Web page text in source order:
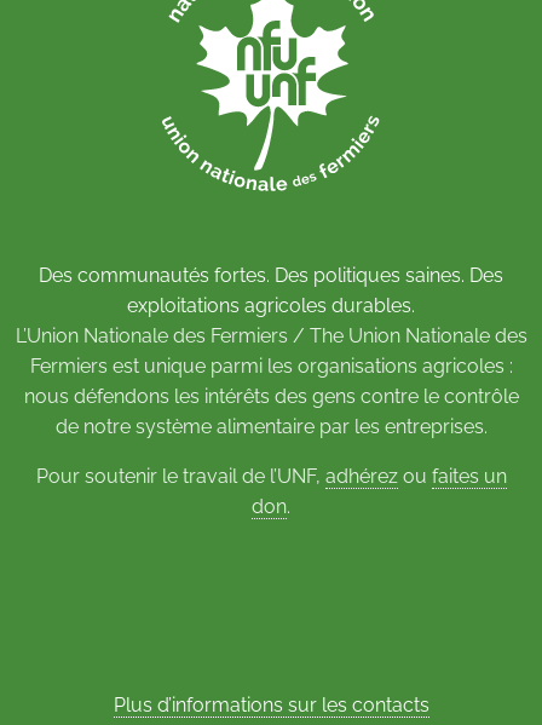
Des communautés fortes. Des politiques saines. Des
exploitations agricoles durables.
L’Union Nationale des Fermiers / The Union Nationale des
Fermiers est unique parmi les organisations agricoles :
nous défendons les intérêts des gens contre le contrôle
de notre système alimentaire par les entreprises.
Pour soutenir le travail de l’UNF, adhérezou faites un
don.
Plus d’informations sur les contacts